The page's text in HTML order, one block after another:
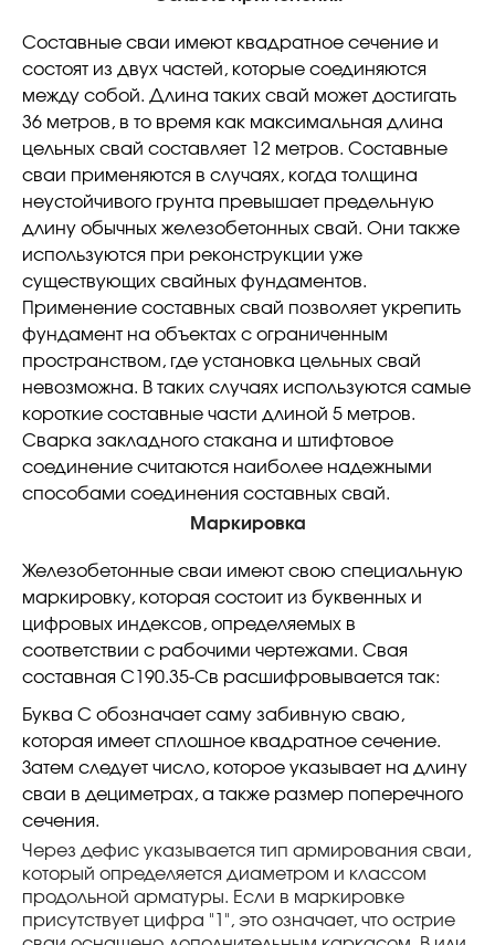
Составные сваи имеют квадратное сечение и
состоят из двух частей, которые соединяются
между собой. Длина таких свай может достигать
36 метров, в то время как максимальная длина
цельных свай составляет 12 метров. Составные
сваи применяются в случаях, когда толщина
неустойчивого грунта превышает предельную
длину обычных железобетонных свай. Они также
используются при реконструкции уже
существующих свайных фундаментов.
Применение составных свай позволяет укрепить
фундамент на объектах с ограниченным
пространством, где установка цельных свай
невозможна. В таких случаях используются самые
короткие составные части длиной 5 метров.
Сварка закладного стакана и штифтовое
соединение считаются наиболее надежными
способами соединения составных свай.
Маркировка
Железобетонные сваи имеют свою специальную
маркировку, которая состоит из буквенных и
цифровых индексов, определяемых в
соответствии с рабочими чертежами. Свая
составная С190.35-Св расшифровывается так:
Буква С обозначает саму забивную сваю,
которая имеет сплошное квадратное сечение.
Затем следует число, которое указывает на длину
сваи в дециметрах, а также размер поперечного
сечения.
Через дефис указывается тип армирования сваи,
который определяется диаметром и классом
продольной арматуры. Если в маркировке
присутствует цифра "1", это означает, что острие